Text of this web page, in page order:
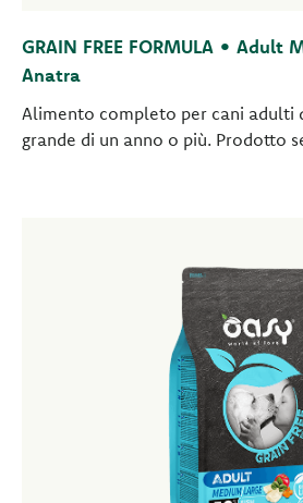
GRAIN FREE FORMULA • Adult
Anatra
Alimento completo per cani adulti
grande di un anno o più. Prodotto